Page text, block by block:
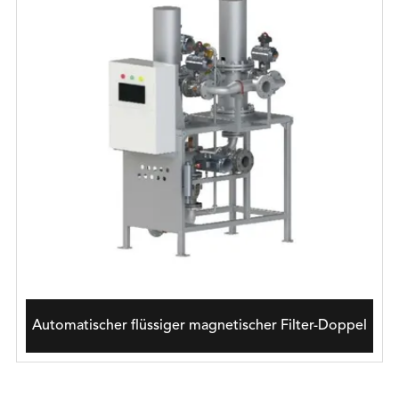
Automatischer flüssiger magnetischer Filter-Doppel